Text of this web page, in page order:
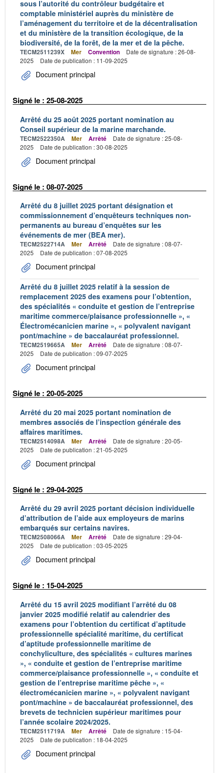
sous l’autorité du contrôleur budgétaire et
comptable ministériel auprès du ministère de
l’aménagement du territoire et de la décentralisation
et du ministère de la transition écologique, de la
biodiversité, de la forêt, de la mer et de la pêche.
TECM2511239X Mer Convention
Date de signature : 26-08-
2025
Date de publication : 11-09-2025
Document principal
Signé le : 25-08-2025
Arrêté du 25 août 2025 portant nomination au
Conseil supérieur de la marine marchande.
TECM2522350A Mer Arrêté
Date de signature : 25-08-
2025
Date de publication : 30-08-2025
Document principal
Signé le : 08-07-2025
Arrêté du 8 juillet 2025 portant désignation et
commissionnement d’enquêteurs techniques non-
permanents au bureau d’enquêtes sur les
événements de mer (BEA mer).
TECM2522714A Mer Arrêté
Date de signature : 08-07-
2025
Date de publication : 07-08-2025
Document principal
Arrêté du 8 juillet 2025 relatif à la session de
remplacement 2025 des examens pour l’obtention,
des spécialités « conduite et gestion de l’entreprise
maritime commerce/plaisance professionnelle », «
Électromécanicien marine », « polyvalent navigant
pont/machine » de baccalauréat professionnel.
TECM2519665A Mer Arrêté
Date de signature : 08-07-
2025
Date de publication : 09-07-2025
Document principal
Signé le : 20-05-2025
Arrêté du 20 mai 2025 portant nomination de
membres associés de l’inspection générale des
affaires maritimes.
TECM2514098A Mer Arrêté
Date de signature : 20-05-
2025
Date de publication : 21-05-2025
Document principal
Signé le : 29-04-2025
Arrêté du 29 avril 2025 portant décision individuelle
d’attribution de l’aide aux employeurs de marins
embarqués sur certains navires.
TECM2508066A Mer Arrêté
Date de signature : 29-04-
2025
Date de publication : 03-05-2025
Document principal
Signé le : 15-04-2025
Arrêté du 15 avril 2025 modifiant l’arrêté du 08
janvier 2025 modifié relatif au calendrier des
examens pour l’obtention du certificat d’aptitude
professionnelle spécialité maritime, du certificat
d’aptitude professionnelle maritime de
conchyliculture, des spécialités « cultures marines
», « conduite et gestion de l’entreprise maritime
commerce/plaisance professionnelle », « conduite et
gestion de l’entreprise maritime pêche », «
électromécanicien marine », « polyvalent navigant
pont/machine » de baccalauréat professionnel, des
brevets de technicien supérieur maritimes pour
l’année scolaire 2024/2025.
TECM2511719A Mer Arrêté
Date de signature : 15-04-
2025
Date de publication : 18-04-2025
Document principal